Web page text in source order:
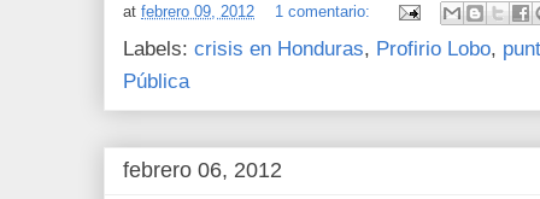
at febrero 09, 2012 1 comentario:
Labels: crisis en Honduras, Profirio Lobo,
Pública
febrero 06, 2012